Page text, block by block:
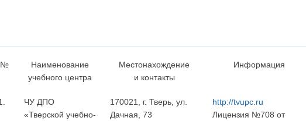
№
Наименование
учебного центра
Местонахождение
и контакты
Информация
ЧУ ДПО
«Тверской учебно-
170021, г. Тверь, ул.
Дачная, 73
http://tvupc.ru
Лицензия №708 от